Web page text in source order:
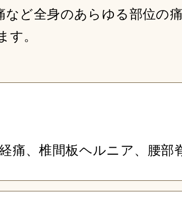
ど全身のあらゆる部位の
。
痛、椎間板ヘルニア、腰部